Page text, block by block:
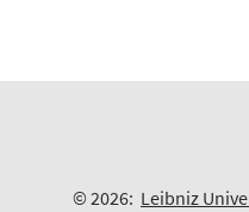
© 2026: Leibniz